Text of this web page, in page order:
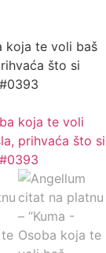
koja te voli baš
što si